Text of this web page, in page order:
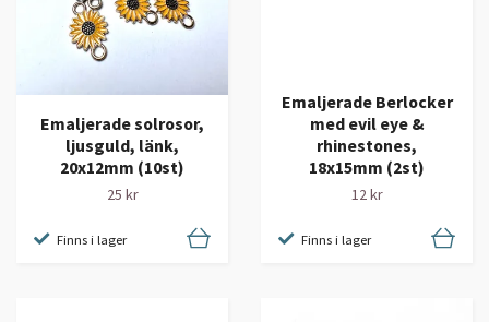
Emaljerade solrosor,
ljusguld, länk,
20x12mm (10st)
25 kr
Finns i lager
Emaljerade Berlocker
med evil eye &
rhinestones,
18x15mm (2st)
12 kr
Finns i lager